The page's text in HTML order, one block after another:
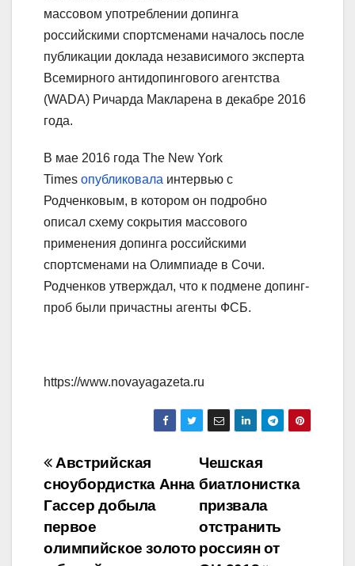
массовом употреблении допинга
российскими спортсменами началось после
публикации доклада независимого эксперта
Всемирного антидопингового агентства
(WADA) Ричарда Макларена в декабре 2016
года.
В мае 2016 года The New York
Times опубликовала интервью с
Родченковым, в котором он подробно
описал схему сокрытия массового
применения допинга российскими
спортсменами на Олимпиаде в Сочи.
Родченков утверждал, что к подмене допинг-
проб были причастны агенты ФСБ.
https://www.novayagazeta.ru
Навигация
по
записям
Чешская
биатлонистка
призвала
отстранить
россиян от
Австрийская
сноубордистка Анна
Гассер добыла
первое
олимпийское золото